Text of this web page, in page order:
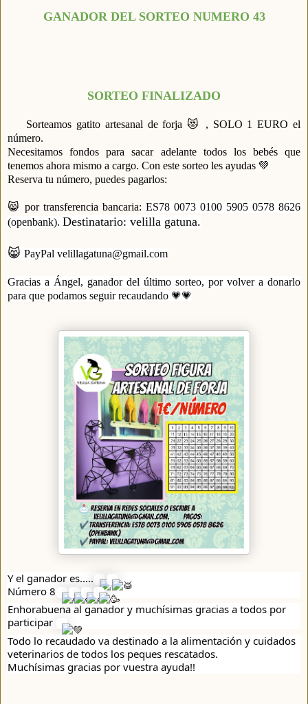
GANADOR DEL SORTEO NUMERO 43
SORTEO FINALIZADO
Sorteamos gatito artesanal de forja 😻 , SOLO 1 EURO el
número.
Necesitamos fondos para sacar adelante todos los bebés que
tenemos ahora mismo a cargo. Con este sorteo les ayudas 💚
Reserva tu número, puedes pagarlos:
😸 por transferencia bancaria: ES78 0073 0100 5905 0578 8626
(openbank). Destinatario: velilla gatuna.
😸 PayPal velillagatuna@gmail.com
Gracias a Ángel, ganador del último sorteo, por volver a donarlo
para que podamos seguir recaudando 💗💗
Y el ganador es.....
Número 8
Enhorabuena al ganador y muchísimas gracias a todos por
participar
Todo lo recaudado va destinado a la alimentación y cuidados
veterinarios de todos los peques rescatados.
Muchísimas gracias por vuestra ayuda!!